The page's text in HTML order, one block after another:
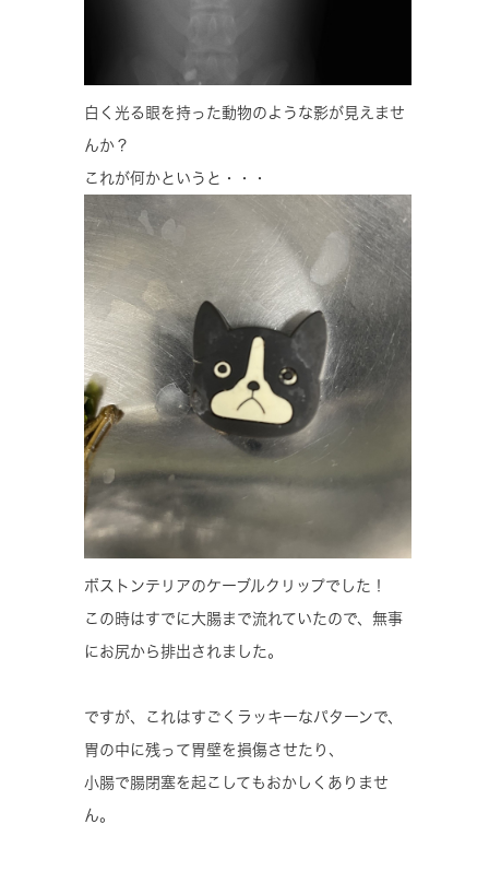
白く光る眼を持った動物のような影が見えませ
んか？
これが何かというと・・・
ボストンテリアのケーブルクリップでした！
この時はすでに大腸まで流れていたので、無事
にお尻から排出されました。
ですが、これはすごくラッキーなパターンで、
胃の中に残って胃壁を損傷させたり、
小腸で腸閉塞を起こしてもおかしくありませ
ん。